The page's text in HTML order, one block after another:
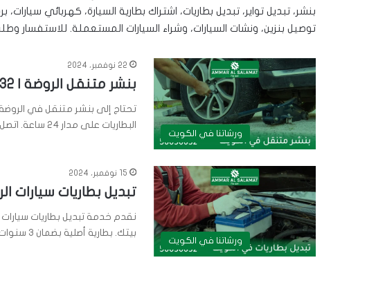
بنشر، تبديل تواير، تبديل بطاريات، اشتراك بطارية السيارة، كهربائي
توصيل بنزين، ونشات السيارات، وشراء السيارات المستعملة. للاستفسار
ورشاتنا في الكويت
22 نوفمبر، 2024
بنشر متنقل الروضة | 56656632 | خدمة 24 ساعة
تحتاج إلى بنشر متنقل في
البطاريات على مدار 24 ساعة. اتصل…
ورشاتنا في الكويت
15 نوفمبر، 2024
تبديل بطاريات سيارات
بيتك. بطارية أصلية بضمان 3 سنوات.…